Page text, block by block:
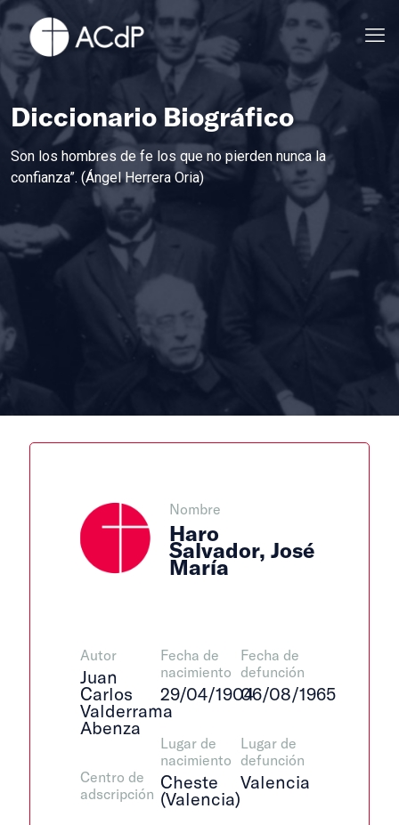
Diccionario Biográfico
Son los hombres de fe los que no pierden nunca la
confianza”. (Ángel Herrera Oria)
Nombre
Haro
Salvador, José
María
Autor
Juan
Carlos
Valderrama
Abenza
Centro de
adscripción
Fecha de
nacimiento
29/04/1904
Lugar de
nacimiento
Cheste
(Valencia)
Fecha de
defunción
06/08/1965
Lugar de
defunción
Valencia